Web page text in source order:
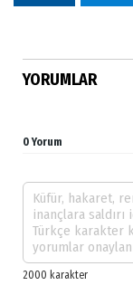
YORUMLAR
0 Yorum